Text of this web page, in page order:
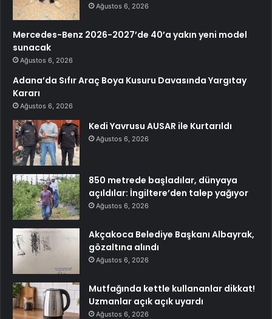
Ağustos 6, 2026
Mercedes-Benz 2026-2027’de 40’a yakın yeni model
sunacak
Ağustos 6, 2026
Adana’da Sıfır Araç Boya Kusuru Davasında Yargıtay
Kararı
Ağustos 6, 2026
Kedi Yavrusu AUSAR ile Kurtarıldı
Ağustos 6, 2026
850 metrede başladılar, dünyaya
açıldılar: İngiltere’den talep yağıyor
Ağustos 6, 2026
Akçakoca Belediye Başkanı Albayrak,
gözaltına alındı
Ağustos 6, 2026
Mutfağında kettle kullananlar dikkat!
Uzmanlar açık açık uyardı
Ağustos 6, 2026